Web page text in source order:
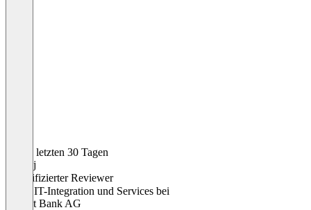
In den letzten 30 Tagen
Andrej
Verifizierter Reviewer
Leiter IT-Integration und Services bei
Valiant Bank AG